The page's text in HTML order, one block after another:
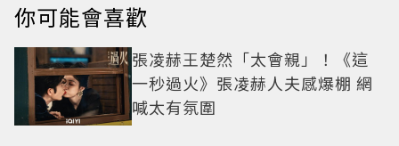
你可能會喜歡
張凌赫王楚然「太會親」！《這
一秒過火》張凌赫人夫感爆棚 網
喊太有氛圍